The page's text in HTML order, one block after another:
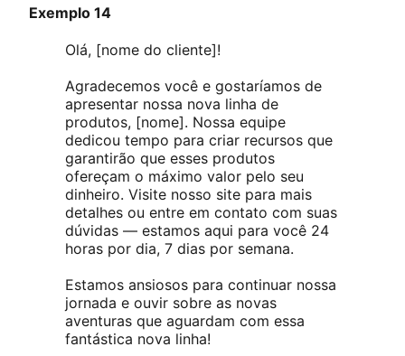
Exemplo 14
Olá, [nome do cliente]!
Agradecemos você e gostaríamos de
apresentar nossa nova linha de
produtos, [nome]. Nossa equipe
dedicou tempo para criar recursos que
garantirão que esses produtos
ofereçam o máximo valor pelo seu
dinheiro. Visite nosso site para mais
detalhes ou entre em contato com suas
dúvidas — estamos aqui para você 24
horas por dia, 7 dias por semana.
Estamos ansiosos para continuar nossa
jornada e ouvir sobre as novas
aventuras que aguardam com essa
fantástica nova linha!